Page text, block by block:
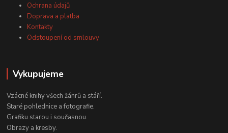
Ochrana údajů
Doprava a platba
Kontakty
Odstoupení od smlouvy
Vykupujeme
Vzácné knihy všech žánrů a stáří.
Staré pohlednice a fotografie.
Grafiku starou i současnou.
Obrazy a kresby.